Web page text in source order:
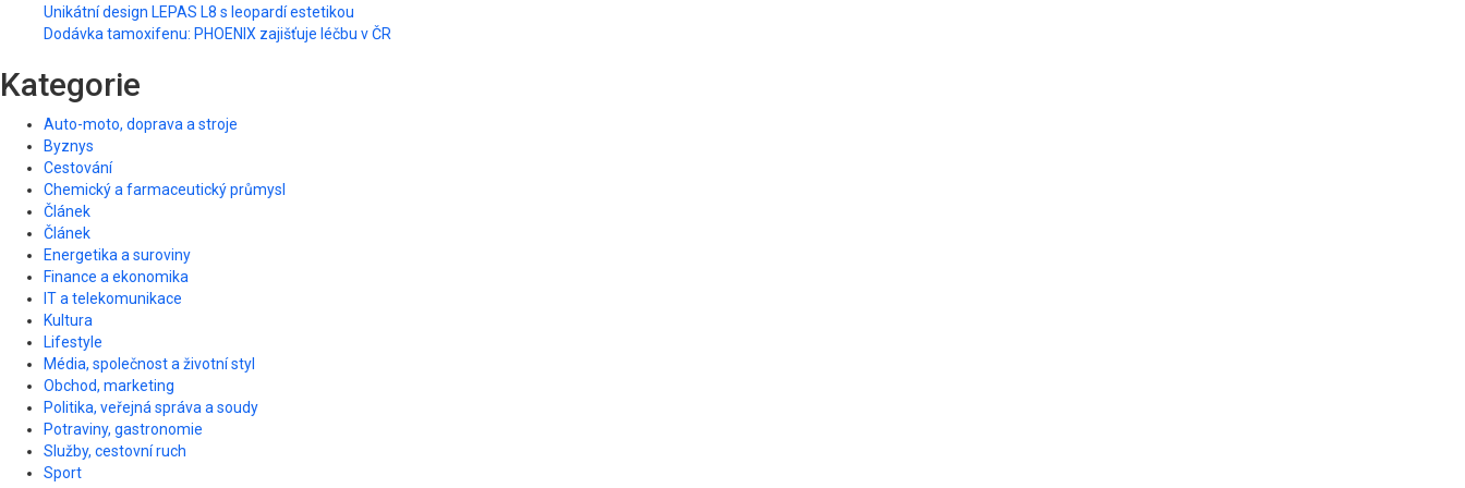
Unikátní design LEPAS L8 s leopardí estetikou
Dodávka tamoxifenu: PHOENIX zajišťuje léčbu v ČR
Kategorie
Auto-moto, doprava a stroje
Byznys
Cestování
Chemický a farmaceutický průmysl
Článek
Článek
Energetika a suroviny
Finance a ekonomika
IT a telekomunikace
Kultura
Lifestyle
Média, společnost a životní styl
Obchod, marketing
Politika, veřejná správa a soudy
Potraviny, gastronomie
Služby, cestovní ruch
Sport